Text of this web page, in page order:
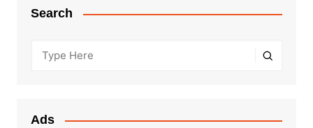
Search
Ads